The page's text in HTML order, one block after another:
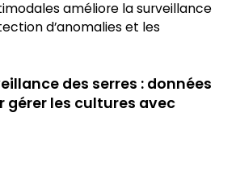
des serres : données
gérer les cultures avec